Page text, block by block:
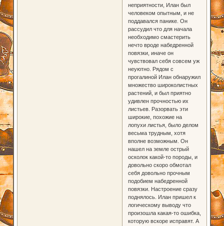
неприятности, Илан был
человеком опытным, и не
поддавался панике. Он
рассудил что для начала
необходимо смастерить
нечто вроде набедренной
повязки, иначе он
чувствовал себя совсем уж
неуютно. Рядом с
прогалиной Илан обнаружил
множество широколистных
растений, и был приятно
удивлен прочностью их
листьев. Разорвать эти
широкие, похожие на
лопухи листья, было делом
весьма трудным, хотя
вполне возможным. Он
нашел на земле острый
осколок какой-то породы, и
довольно скоро обмотал
себя довольно прочным
подобием набедренной
повязки. Настроение сразу
поднялось. Илан пришел к
логическому выводу что
произошла какая-то ошибка,
которую вскоре исправят. А